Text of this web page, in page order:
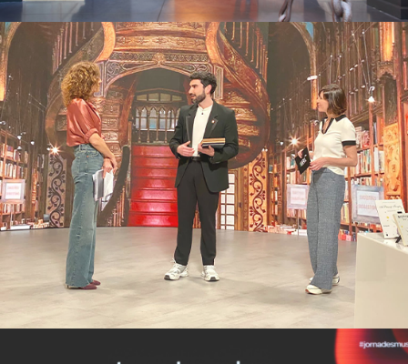
Livraria Lello
Campanyes culturals
Estratègia de comunicació
i PR